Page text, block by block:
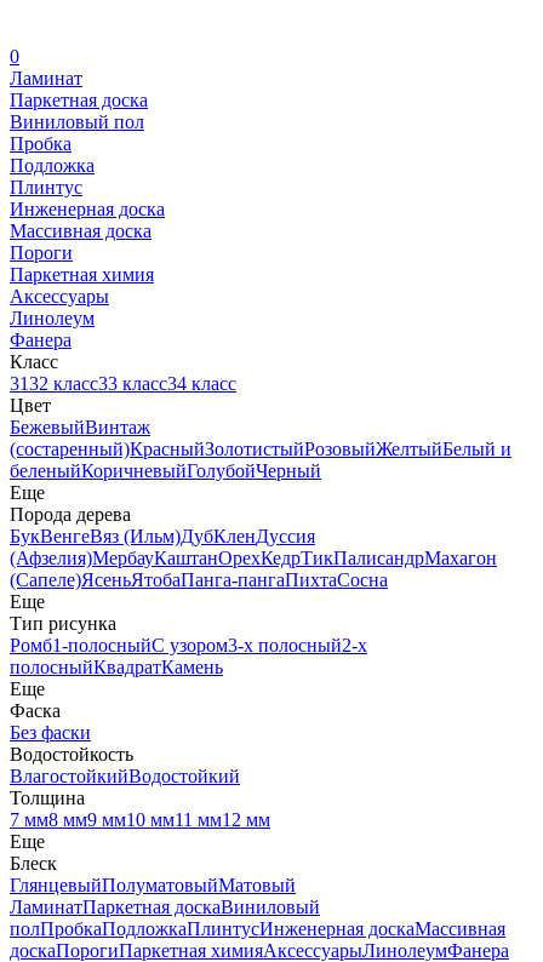
0
Ламинат
Паркетная доска
Виниловый пол
Пробка
Подложка
Плинтус
Инженерная доска
Массивная доска
Пороги
Паркетная химия
Аксессуары
Линолеум
Фанера
Класс
3132 класс33 класс34 класс
Цвет
БежевыйВинтаж
(состаренный)КрасныйЗолотистыйРозовыйЖелтыйБелый и
беленыйКоричневыйГолубойЧерный
Еще
Порода дерева
БукВенгеВяз (Ильм)ДубКленДуссия
(Афзелия)МербауКаштанОрехКедрТикПалисандрМахагон
(Сапеле)ЯсеньЯтобаПанга-пангаПихтаСосна
Еще
Тип рисунка
Ромб1-полосныйС узором3-х полосный2-х
полосныйКвадратКамень
Еще
Фаска
Без фаски
Водостойкость
ВлагостойкийВодостойкий
Толщина
7 мм8 мм9 мм10 мм11 мм12 мм
Еще
Блеск
ГлянцевыйПолуматовыйМатовый
ЛаминатПаркетная доскаВиниловый
полПробкаПодложкаПлинтусИнженерная доскаМассивная
доскаПорогиПаркетная химияАксессуарыЛинолеумФанера